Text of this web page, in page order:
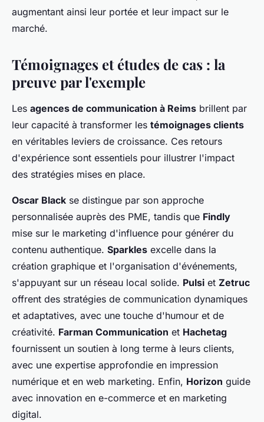
augmentant ainsi leur portée et leur impact sur le
marché.
Témoignages et études de cas : la
preuve par l'exemple
Les agences de communication à Reims brillent par
leur capacité à transformer les témoignages clients
en véritables leviers de croissance. Ces retours
d'expérience sont essentiels pour illustrer l'impact
des stratégies mises en place.
Oscar Black se distingue par son approche
personnalisée auprès des PME, tandis que Findly
mise sur le marketing d'influence pour générer du
contenu authentique. Sparkles excelle dans la
création graphique et l'organisation d'événements,
s'appuyant sur un réseau local solide. Pulsi et Zetruc
offrent des stratégies de communication dynamiques
et adaptatives, avec une touche d'humour et de
créativité. Farman Communication et Hachetag
fournissent un soutien à long terme à leurs clients,
avec une expertise approfondie en impression
numérique et en web marketing. Enfin, Horizon guide
avec innovation en e-commerce et en marketing
digital.